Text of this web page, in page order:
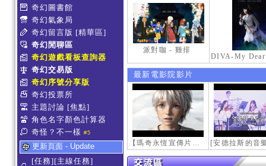
奇幻圖書館
奇幻氣象局
奇幻留言版 [精華區]
奇幻閒聊區
奇幻遊戲看板查詢器
奇幻交易版
奇幻序號分享版
奇幻投票所
主題討論 [焦點]
角色名字顏色計算器
奇怪？不一樣 #5
更新頁面 - Update
[任務][主線任務]
派對咖 - 雞排
最新電影院影片
【瑪奇永恆宣傳片】最初的感動